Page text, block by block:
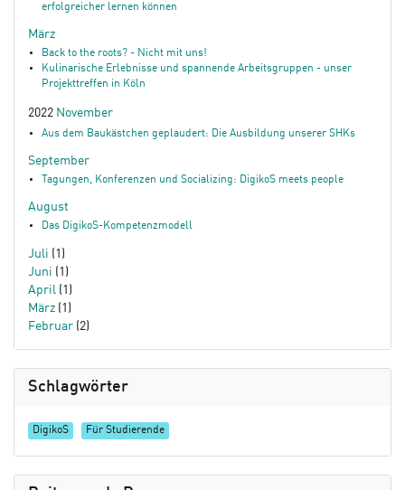
erfolgreicher lernen können
März
Back to the roots? - Nicht mit uns!
Kulinarische Erlebnisse und spannende Arbeitsgruppen - unser
Projekttreffen in Köln
2022 November
Aus dem Baukästchen geplaudert: Die Ausbildung unserer SHKs
September
Tagungen, Konferenzen und Socializing: DigikoS meets people
August
Das DigikoS-Kompetenzmodell
Juli (1)
Juni (1)
April (1)
März (1)
Februar (2)
Schlagwörter
DigikoS Für Studierende